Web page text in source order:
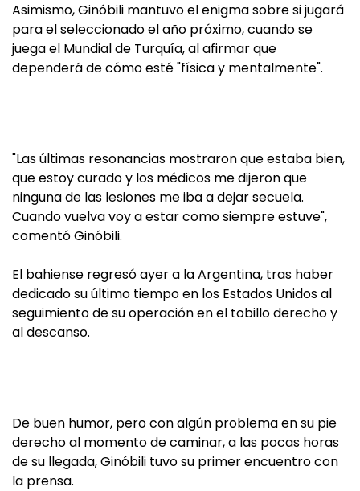
Asimismo, Ginóbili mantuvo el enigma sobre si jugará
para el seleccionado el año próximo, cuando se
juega el Mundial de Turquía, al afirmar que
dependerá de cómo esté "física y mentalmente".
"Las últimas resonancias mostraron que estaba bien,
que estoy curado y los médicos me dijeron que
ninguna de las lesiones me iba a dejar secuela.
Cuando vuelva voy a estar como siempre estuve",
comentó Ginóbili.
El bahiense regresó ayer a la Argentina, tras haber
dedicado su último tiempo en los Estados Unidos al
seguimiento de su operación en el tobillo derecho y
al descanso.
De buen humor, pero con algún problema en su pie
derecho al momento de caminar, a las pocas horas
de su llegada, Ginóbili tuvo su primer encuentro con
la prensa.